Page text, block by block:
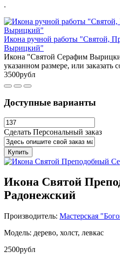
.
Икона ручной работы "Святой,
Вырицкий"
Икона "Святой Серафим
указанном размере, или заказать
3500рубл
Доступные варианты
Сделать Персональный заказ
Купить
Икона Святой
Радонежский
Производитель: Мастерская
Модель: дерево, холст, левкас
2500рубл